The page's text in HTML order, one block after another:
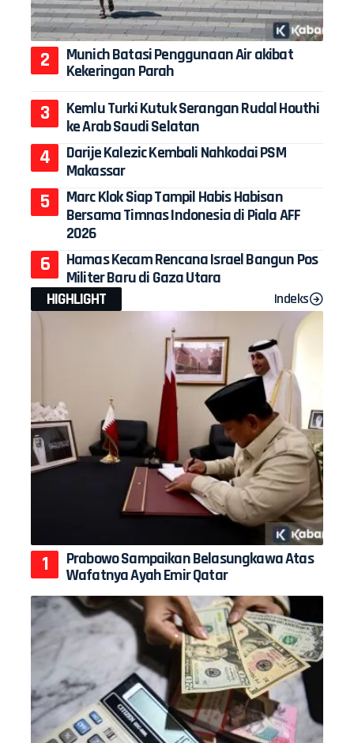
Munich Batasi Penggunaan Air akibat
Kekeringan Parah
Kemlu Turki Kutuk Serangan Rudal Houthi
ke Arab Saudi Selatan
Darije Kalezic Kembali Nahkodai PSM
Makassar
Marc Klok Siap Tampil Habis Habisan
Bersama Timnas Indonesia di Piala AFF
2026
Hamas Kecam Rencana Israel Bangun Pos
Militer Baru di Gaza Utara
HIGHLIGHT
Indeks
Prabowo Sampaikan Belasungkawa Atas
Wafatnya Ayah Emir Qatar